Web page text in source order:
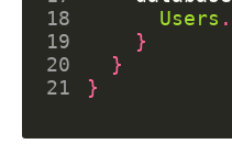
18
Users .
19
}
20
}
21
}